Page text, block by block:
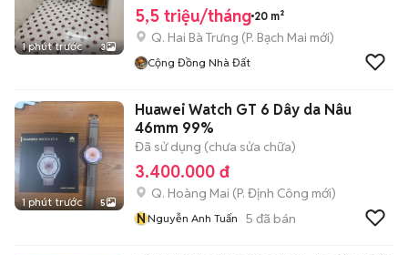
1 phút trước 3
5,5 triệu/tháng 20 m²
Q. Hai Bà Trưng (P. Bạch Mai mới)
Cộng Đồng Nhà Đất
1 phút trước 5
Huawei Watch GT 6 Dây da Nâu
46mm 99%
Đã sử dụng (chưa sửa chữa)
3.400.000 đ
Q. Hoàng Mai (P. Định Công mới)
NNguyễn Anh Tuấn 5 đã bán